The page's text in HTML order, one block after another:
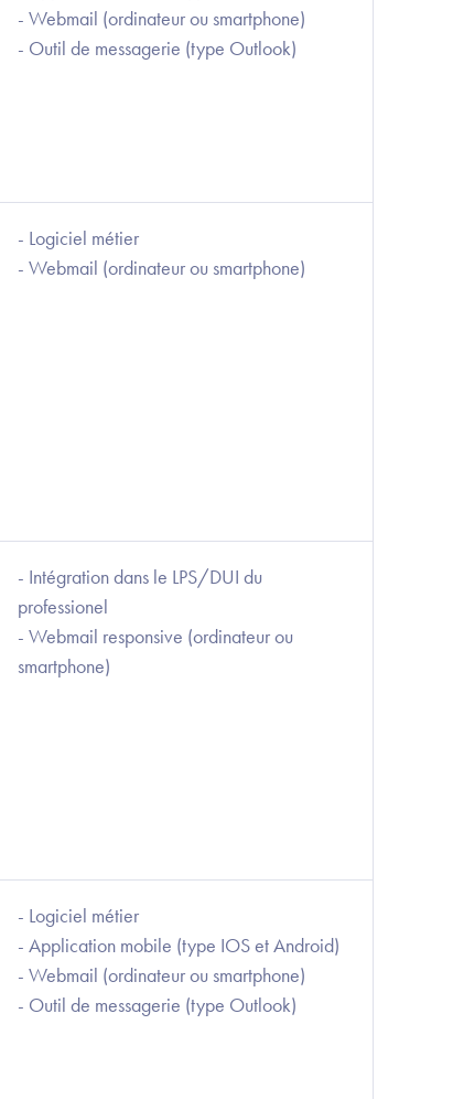
- Webmail (ordinateur ou smartphone)
- Outil de messagerie (type Outlook)
- Logiciel métier
- Webmail (ordinateur ou smartphone)
- Intégration dans le LPS/DUI du
professionel
- Webmail responsive (ordinateur ou
smartphone)
- Logiciel métier
- Application mobile (type IOS et Android)
- Webmail (ordinateur ou smartphone)
- Outil de messagerie (type Outlook)